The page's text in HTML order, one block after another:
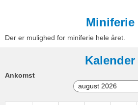
Miniferie
Der er mulighed for miniferie hele året.
Kalender
Ankomst